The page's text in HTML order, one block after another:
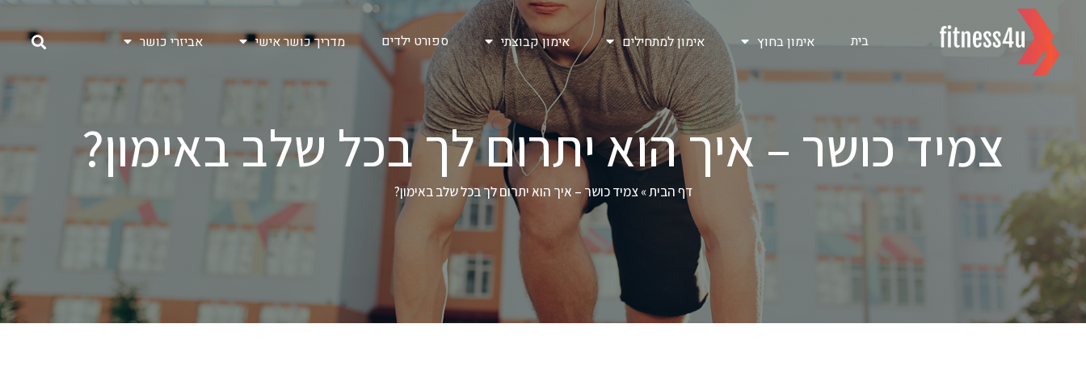
בית אימון בחוץ אימון למתחילים אימון קבוצתי ספורט ילדים מדריך כושר אישי אביזרי כושר
צמיד כושר – איך הוא יתרום לך בכל שלב באימון?
דף הבית»צמיד כושר – איך הוא יתרום לך בכל שלב באימון?